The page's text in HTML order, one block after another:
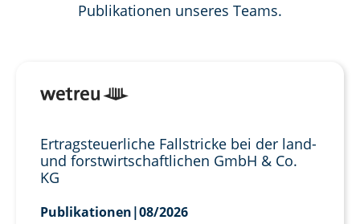
Publikationen unseres Teams.
Ertragsteuerliche Fallstricke bei der land-
und forstwirtschaftlichen GmbH & Co.
KG
Publikationen|08/2026